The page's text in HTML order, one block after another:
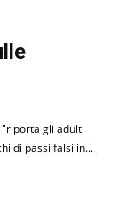
gli adulti
di passi falsi in...